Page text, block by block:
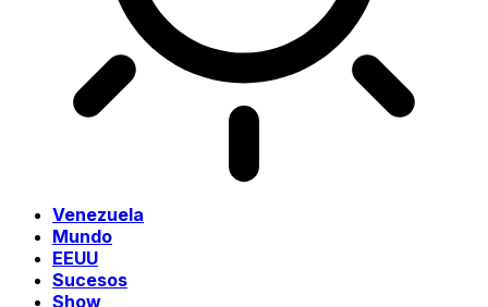
Venezuela
Mundo
EEUU
Sucesos
Show